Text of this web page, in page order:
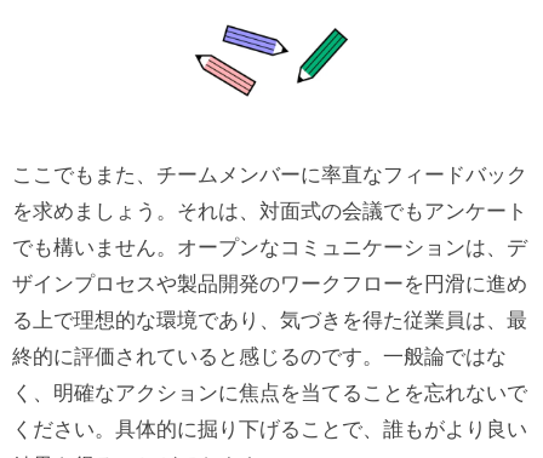
ここでもまた、チームメンバーに率直なフィードバック
を求めましょう。それは、対面式の会議でもアンケート
でも構いません。オープンなコミュニケーションは、デ
ザインプロセスや製品開発のワークフローを円滑に進め
る上で理想的な環境であり、気づきを得た従業員は、最
終的に評価されていると感じるのです。一般論ではな
く、明確なアクションに焦点を当てることを忘れないで
ください。具体的に掘り下げることで、誰もがより良い